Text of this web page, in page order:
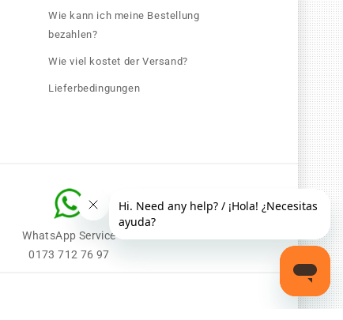
Wie kann ich meine Bestellung
bezahlen?
Wie viel kostet der Versand?
Lieferbedingungen
WhatsApp Service
0173 712 76 97